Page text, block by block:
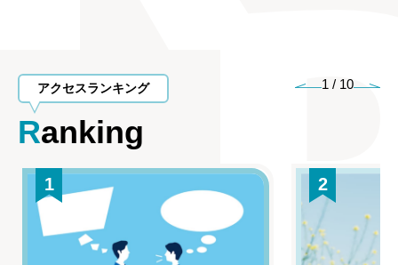
アクセスランキング
Ranking
1 / 10
1 2